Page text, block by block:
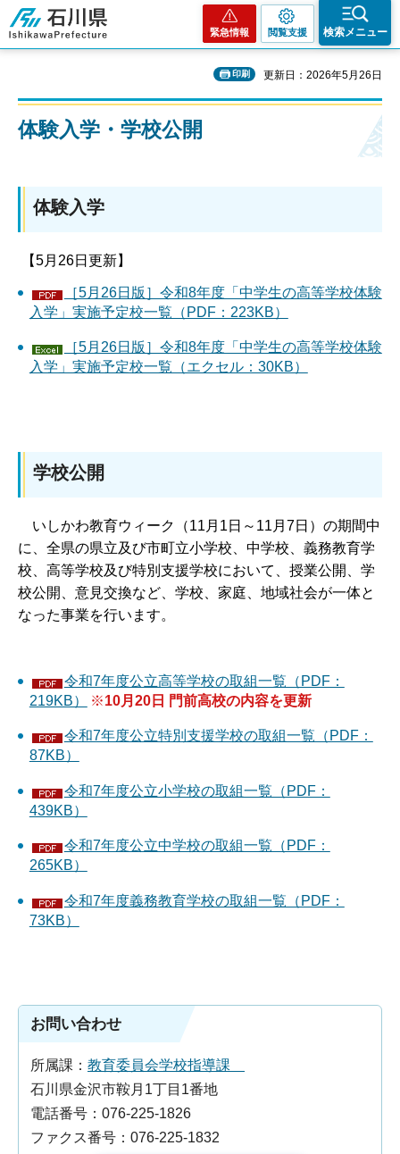
石川県
緊急情報 閲覧支援 検索メニュー
印刷 更新日：2026年5月26日
体験入学・学校公開
体験入学
【5月26日更新】
［5月26日版］令和8年度「中学生の高等学校体験
入学」実施予定校一覧（PDF：223KB）
［5月26日版］令和8年度「中学生の高等学校体験
入学」実施予定校一覧（エクセル：30KB）
学校公開
いしかわ教育ウィーク（11月1日～11月7日）の期間中
に、全県の県立及び市町立小学校、中学校、義務教育学
校、高等学校及び特別支援学校において、授業公開、学
校公開、意見交換など、学校、家庭、地域社会が一体と
なった事業を行います。
令和7年度公立高等学校の取組一覧（PDF：
219KB）
※10月20日 門前高校の内容を更新
令和7年度公立特別支援学校の取組一覧（PDF：
87KB）
令和7年度公立小学校の取組一覧（PDF：
439KB）
令和7年度公立中学校の取組一覧（PDF：
265KB）
令和7年度義務教育学校の取組一覧（PDF：
73KB）
お問い合わせ
所属課： 教育委員会学校指導課
石川県金沢市鞍月1丁目1番地
電話番号：076-225-1826
ファクス番号：076-225-1832